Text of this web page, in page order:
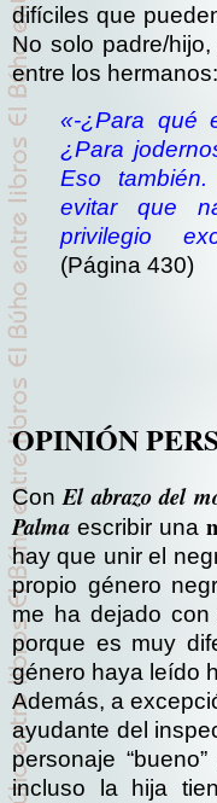
difíciles que
No solo padre/
entre los hermanos:
«-¿Para qué
¿Para
Eso
evitar que
privilegio
(Página 430)
OPINIÓN
ConEl abrazo del
Palma escribir una
hay que unir el
propio género
me ha dejado con
porque es muy
género haya leído
Además, a
ayudante del
personaje
incluso la hija